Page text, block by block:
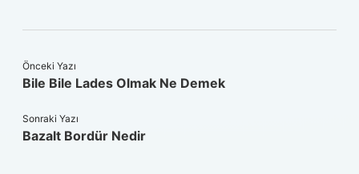
Önceki Yazı
Bile Bile Lades Olmak Ne Demek
Sonraki Yazı
Bazalt Bordür Nedir